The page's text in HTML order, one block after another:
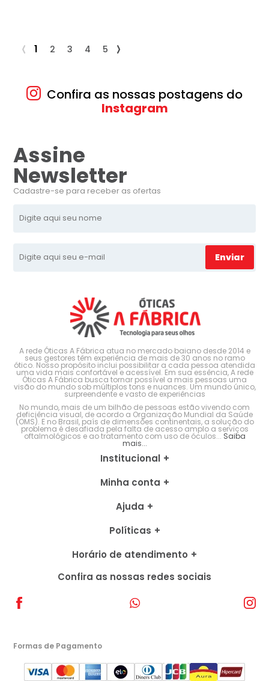
1 2 3 4 5
Confira as nossas postagens do
Instagram
Assine
Newsletter
Cadastre-se para receber as ofertas
Enviar
A rede Óticas A Fábrica atua no mercado baiano desde 2014 e
seus gestores têm experiência de mais de 30 anos no ramo
ótico. Nosso propósito inclui possibilitar a cada pessoa atendida
uma vida mais confortável e acessível. Em sua essência, A rede
Óticas A Fábrica busca tornar possível a mais pessoas uma
visão do mundo sob múltiplos tons e nuances. Um mundo único,
surpreendente e vasto de experiências
No mundo, mais de um bilhão de pessoas estão vivendo com
deficiência visual, de acordo a Organização Mundial da Saúde
(OMS). E no Brasil, país de dimensões continentais, a solução do
problema é desafiada pela falta de acesso amplo a serviços
oftalmológicos e ao tratamento com uso de óculos... Saiba
mais...
Institucional
Minha conta
Ajuda
Políticas
Horário de atendimento
Confira as nossas redes sociais
Formas de Pagamento